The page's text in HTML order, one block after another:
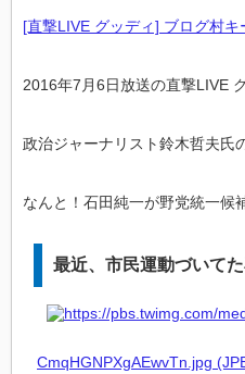
[直撃LIVE グッディ] ブログ村キ
2016年7月6日放送の直撃LIVE
政治ジャーナリスト鈴木哲夫氏
なんと！石田純一が野党統一候
最近、市民運動づいて
CmqHGNPXgAEwvTn.jpg